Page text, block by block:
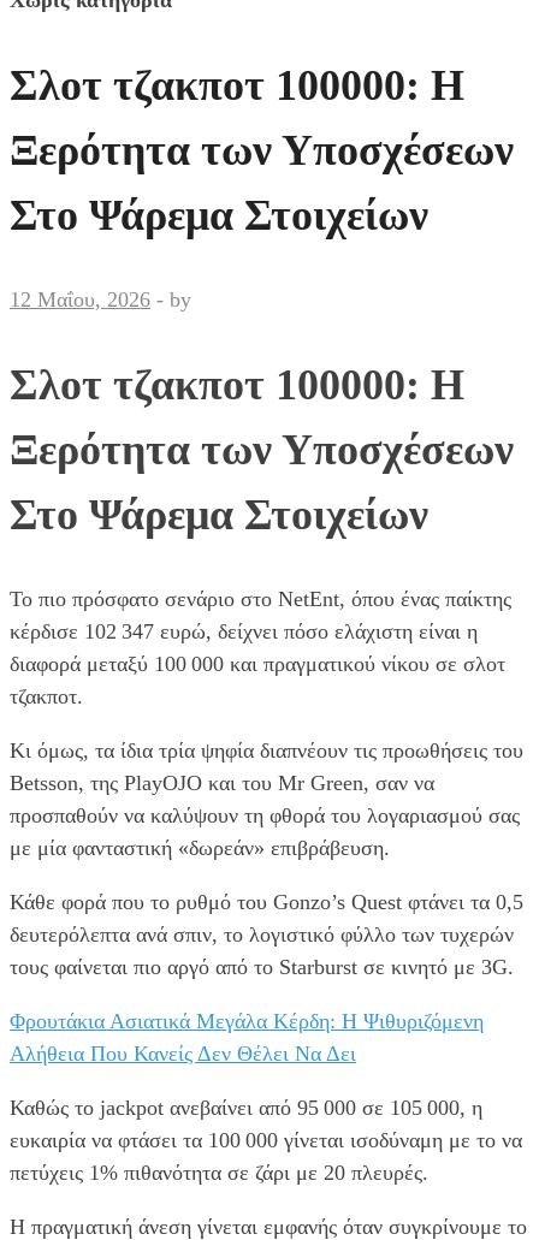
Σλοτ τζακποτ 100000: Η
Ξερότητα των Υποσχέσεων
Στο Ψάρεμα Στοιχείων
12 Μαΐου, 2026 - by
Σλοτ τζακποτ 100000: Η
Ξερότητα των Υποσχέσεων
Στο Ψάρεμα Στοιχείων
Το πιο πρόσφατο σενάριο στο NetEnt, όπου ένας παίκτης
κέρδισε 102 347 ευρώ, δείχνει πόσο ελάχιστη είναι η
διαφορά μεταξύ 100 000 και πραγματικού νίκου σε σλοτ
τζακποτ.
Κι όμως, τα ίδια τρία ψηφία διαπνέουν τις προωθήσεις του
Betsson, της PlayOJO και του Mr Green, σαν να
προσπαθούν να καλύψουν τη φθορά του λογαριασμού σας
με μία φανταστική «δωρεάν» επιβράβευση.
Κάθε φορά που το ρυθμό του Gonzo’s Quest φτάνει τα 0,5
δευτερόλεπτα ανά σπιν, το λογιστικό φύλλο των τυχερών
τους φαίνεται πιο αργό από το Starburst σε κινητό με 3G.
Φρουτάκια Ασιατικά Μεγάλα Κέρδη: Η Ψιθυριζόμενη
Αλήθεια Που Κανείς Δεν Θέλει Να Δει
Καθώς το jackpot ανεβαίνει από 95 000 σε 105 000, η
ευκαιρία να φτάσει τα 100 000 γίνεται ισοδύναμη με το να
πετύχεις 1% πιθανότητα σε ζάρι με 20 πλευρές.
Η πραγματική άνεση γίνεται εμφανής όταν συγκρίνουμε το